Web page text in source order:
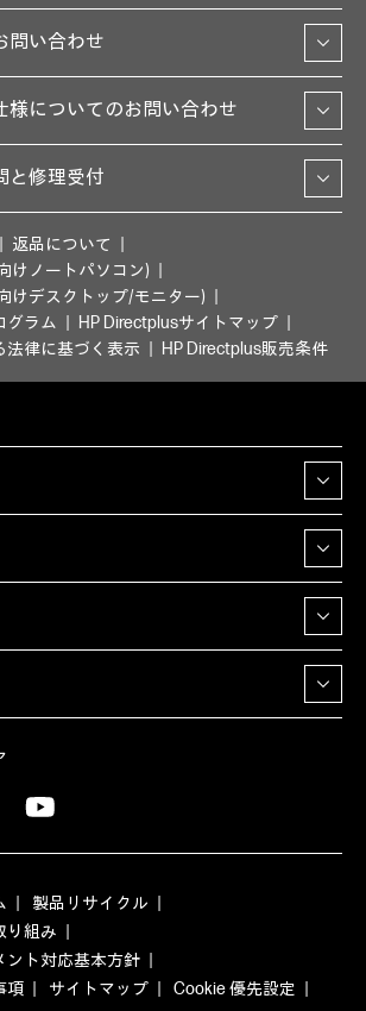
問い合わせ
様についてのお問い合わせ
と修理受付
返品について
けノートパソコン)
けデスクトップ/モニター)
グラム
HP Directplusサイトマップ
法律に基づく表示
HP Directplus販売条件
製品リサイクル
り組み
ント対応基本方針
項
サイトマップ
Cookie 優先設定